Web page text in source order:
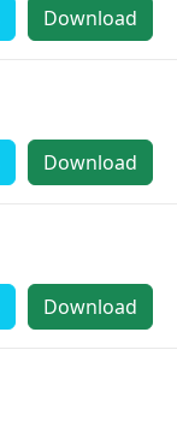
Download
Download
Download